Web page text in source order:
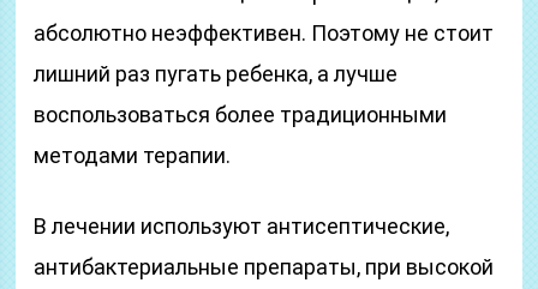
абсолютно неэффективен. Поэтому не стоит
лишний раз пугать ребенка, а лучше
воспользоваться более традиционными
методами терапии.
В лечении используют антисептические,
антибактериальные препараты, при высокой